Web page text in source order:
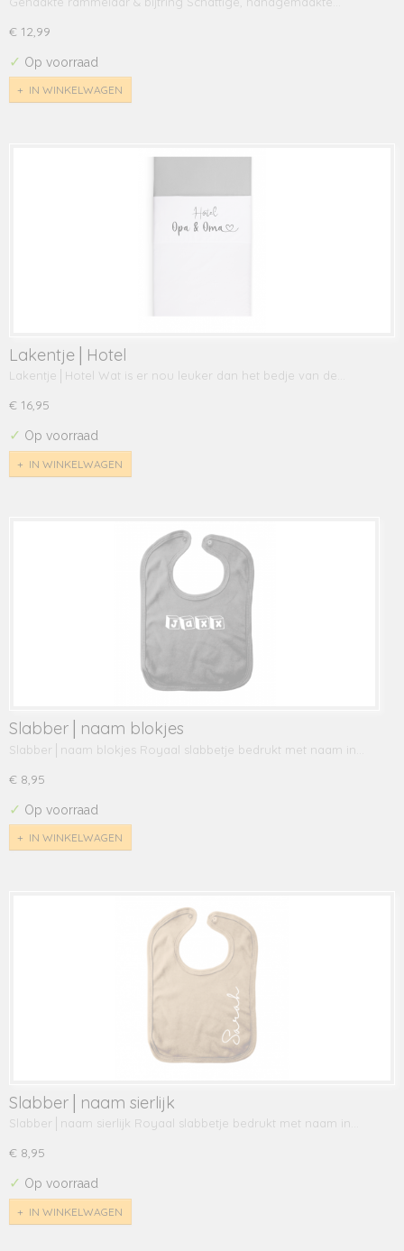
€ 12,99
✓ Op voorraad
IN WINKELWAGEN
Lakentje│Hotel
Lakentje│Hotel Wat is er nou leuker dan het bedje van de…
€ 16,95
✓ Op voorraad
IN WINKELWAGEN
Slabber│naam blokjes
Slabber│naam blokjes Royaal slabbetje bedrukt met naam in…
€ 8,95
✓ Op voorraad
IN WINKELWAGEN
Slabber│naam sierlijk
Slabber│naam sierlijk Royaal slabbetje bedrukt met naam in…
€ 8,95
✓ Op voorraad
IN WINKELWAGEN